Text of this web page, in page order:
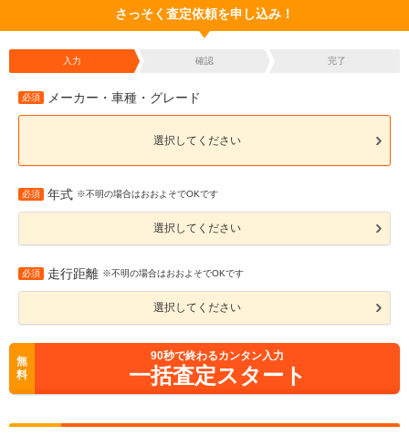
さっそく査定依頼を申し込み！
入力 確認 完了
必須 メーカー・車種・グレード
選択してください
必須 年式 ※不明の場合はおおよそでOKです
選択してください
必須 走行距離 ※不明の場合はおおよそでOKです
選択してください
無
料
90秒で終わるカンタン入力
一括査定スタート